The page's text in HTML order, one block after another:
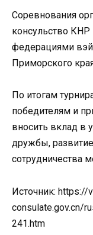
Соревнования
консульство КНР
федерациями
Приморского
По итогам
победителям и
вносить вклад в
дружбы,
сотрудничества
Источник: https://
consulate.gov.cn/
241.htm